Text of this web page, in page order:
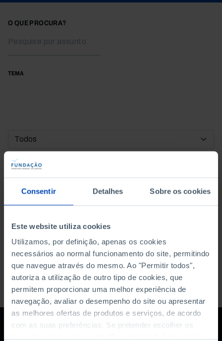
Consentir Detalhes Sobre os cookies
Este website utiliza cookies
Utilizamos, por definição, apenas os cookies
necessários ao normal funcionamento do site, permitindo
que navegue através do mesmo. Ao "Permitir todos",
autoriza a utilização de outro tipo de cookies, que
permitem proporcionar uma melhor experiência de
navegação, avaliar o desempenho do site ou apresentar
as melhores ofertas de produtos e serviços, de acordo
com as suas preferências. Se pretender escolher os
O QUE PROCURA?
TEMA
DATA DE INÍCIO
DATA DE FIM